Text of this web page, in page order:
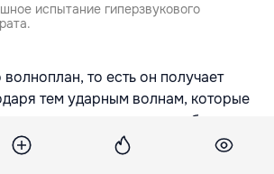
испытание гиперзвукового
то есть он получает
тем ударным волнам, которые
прохождения звукового барьера,